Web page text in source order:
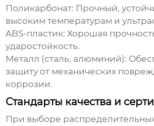
Поликарбонат: Прочный,
высоким температурам и
ABS-пластик: Хорошая
ударостойкость.
Металл (сталь, алюминий):
защиту от механических
коррозии.
Стандарты качества и
При выборе